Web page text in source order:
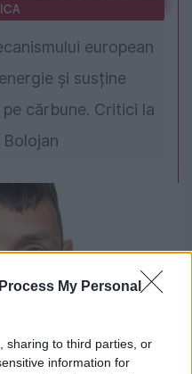
My Personal
sharing to third parties, or
information for
european
și susține
cărbune. Critici la